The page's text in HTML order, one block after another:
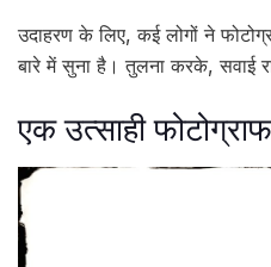
उदाहरण के लिए, कई लोगों ने
बारे में सुना है। तुलना करके, सवाई
एक उत्साही